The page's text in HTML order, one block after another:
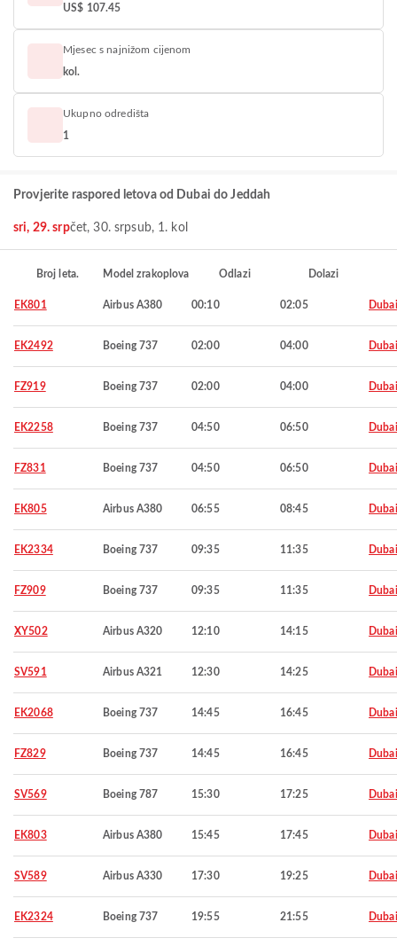
US$ 107.45
Mjesec s najnižom cijenom
kol.
Ukupno odredišta
1
Provjerite raspored letova od Dubai do Jeddah
sri, 29. srpčet, 30. srpsub, 1. kol
Broj leta. Model zrakoplova Odlazi Dolazi
EK801 Airbus A380 00:10 02:05 Dubai
EK2492 Boeing 737 02:00 04:00 Dubai
FZ919 Boeing 737 02:00 04:00 Dubai
EK2258 Boeing 737 04:50 06:50 Dubai
FZ831 Boeing 737 04:50 06:50 Dubai
EK805 Airbus A380 06:55 08:45 Dubai
EK2334 Boeing 737 09:35 11:35 Dubai
FZ909 Boeing 737 09:35 11:35 Dubai
XY502 Airbus A320 12:10 14:15 Dubai
SV591 Airbus A321 12:30 14:25 Dubai
EK2068 Boeing 737 14:45 16:45 Dubai
FZ829 Boeing 737 14:45 16:45 Dubai
SV569 Boeing 787 15:30 17:25 Dubai
EK803 Airbus A380 15:45 17:45 Dubai
SV589 Airbus A330 17:30 19:25 Dubai
EK2324 Boeing 737 19:55 21:55 Dubai